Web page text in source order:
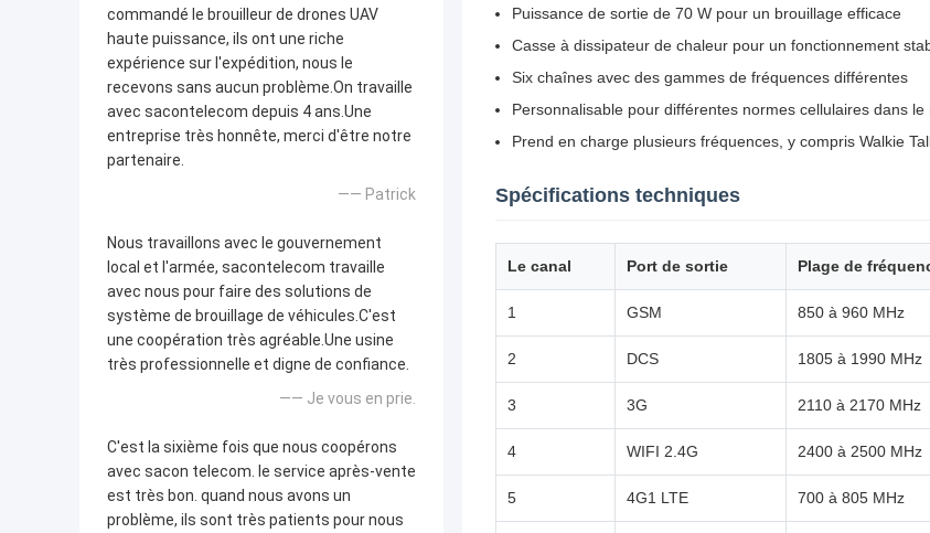
commandé le brouilleur de drones UAV
haute puissance, ils ont une riche
expérience sur l'expédition, nous le
recevons sans aucun problème.On travaille
avec sacontelecom depuis 4 ans.Une
entreprise très honnête, merci d'être notre
partenaire.
—— Patrick
Nous travaillons avec le gouvernement
local et l'armée, sacontelecom travaille
avec nous pour faire des solutions de
système de brouillage de véhicules.C'est
une coopération très agréable.Une usine
très professionnelle et digne de confiance.
—— Je vous en prie.
C'est la sixième fois que nous coopérons
avec sacon telecom. le service après-vente
est très bon. quand nous avons un
problème, ils sont très patients pour nous
Puissance de sortie de 70 W pour un brouillage efficace
Casse à dissipateur de chaleur pour un fonctionnement
Six chaînes avec des gammes de fréquences différentes
Personnalisable pour différentes normes cellulaires dans
Prend en charge plusieurs fréquences, y compris Walkie
Spécifications techniques
Le canal Port de sortie Plage de
1 GSM 850 à 960 MHz
2 DCS 1805 à 1990 MHz
3 3G 2110 à 2170 MHz
4 WIFI 2.4G 2400 à 2500 MHz
5 4G1 LTE 700 à 805 MHz